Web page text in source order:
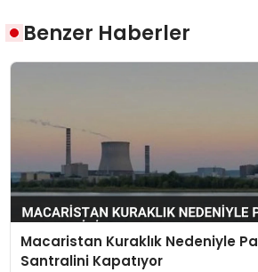
Benzer Haberler
Macaristan Kuraklık Nedeniyle
Santralini Kapatıyor